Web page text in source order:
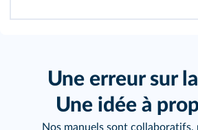
Une erreur sur
Une idée à
Nos manuels sont collaboratifs,